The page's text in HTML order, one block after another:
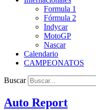
Formula 1
Fórmula 2
Indycar
MotoGP
Nascar
Calendario
CAMPEONATOS
Buscar
Auto Report